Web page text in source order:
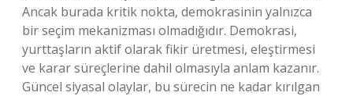
Ancak burada kritik nokta, demokrasinin yalnızca
bir seçim mekanizması olmadığıdır. Demokrasi,
yurttaşların aktif olarak fikir üretmesi, eleştirmesi
ve karar süreçlerine dahil olmasıyla anlam kazanır.
Güncel siyasal olaylar, bu sürecin ne kadar kırılgan